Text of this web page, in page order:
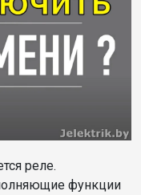
реле.
функции